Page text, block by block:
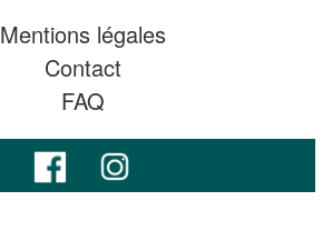
Mentions légales
Contact
FAQ